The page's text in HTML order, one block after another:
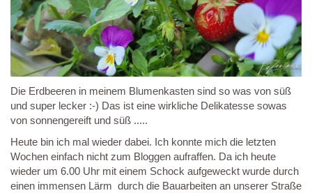
Die Erdbeeren in meinem Blumenkasten sind so was von süß
und super lecker :-) Das ist eine wirkliche Delikatesse sowas
von sonnengereift und süß .....
Heute bin ich mal wieder dabei. Ich konnte mich die letzten
Wochen einfach nicht zum Bloggen aufraffen. Da ich heute
wieder um 6.00 Uhr mit einem Schock aufgeweckt wurde durch
einen immensen Lärm durch die Bauarbeiten an unserer Straße